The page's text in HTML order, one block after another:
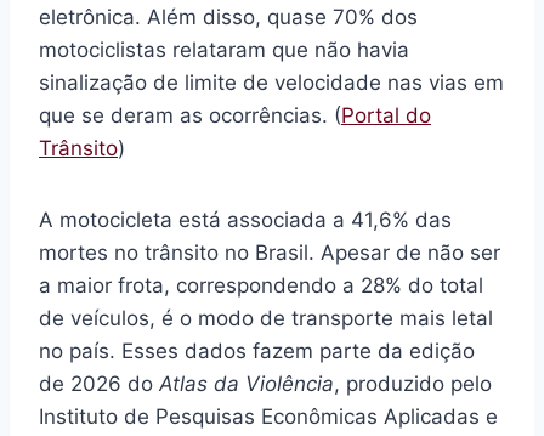
eletrônica. Além disso, quase 70% dos
motociclistas relataram que não havia
sinalização de limite de velocidade nas vias em
que se deram as ocorrências. (Portal do
Trânsito)
A motocicleta está associada a 41,6% das
mortes no trânsito no Brasil. Apesar de não ser
a maior frota, correspondendo a 28% do total
de veículos, é o modo de transporte mais letal
no país. Esses dados fazem parte da edição
de 2026 do Atlas da Violência, produzido pelo
Instituto de Pesquisas Econômicas Aplicadas e